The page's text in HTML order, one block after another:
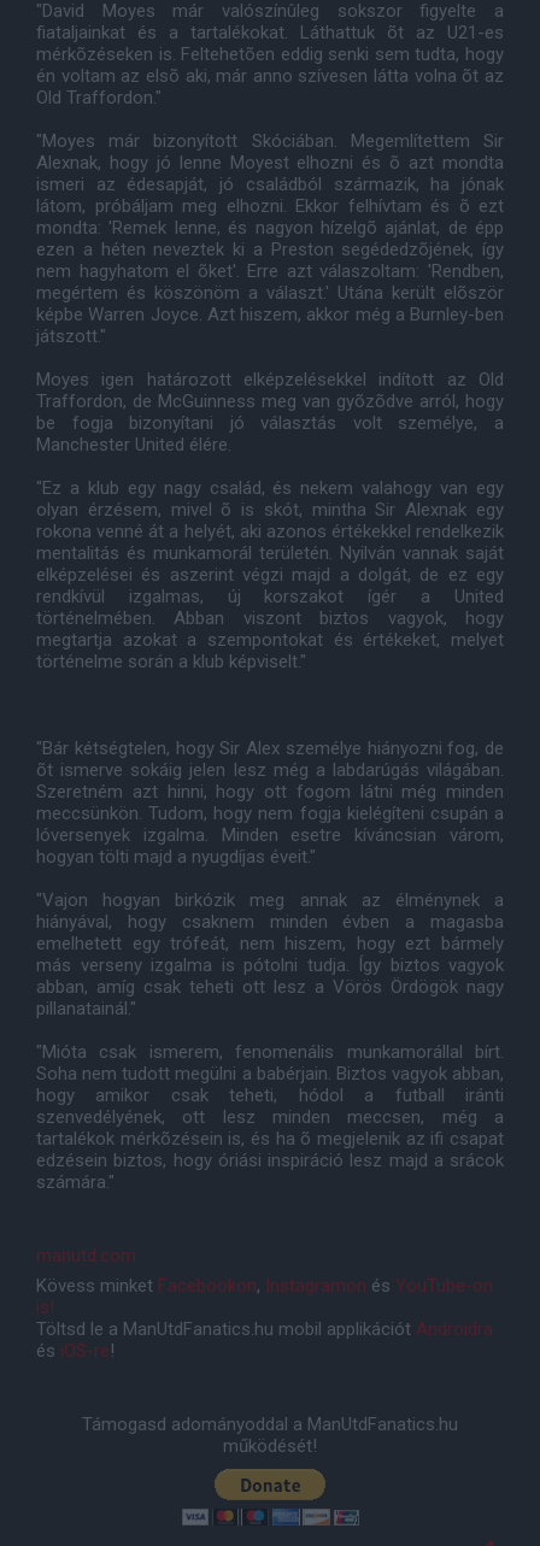
"David Moyes már valószínûleg sokszor figyelte a
fiataljainkat és a tartalékokat. Láthattuk õt az U21-es
mérkõzéseken is. Feltehetõen eddig senki sem tudta, hogy
én voltam az elsõ aki, már anno szívesen látta volna õt az
Old Traffordon."
"Moyes már bizonyított Skóciában. Megemlítettem Sir
Alexnak, hogy jó lenne Moyest elhozni és õ azt mondta
ismeri az édesapját, jó családból származik, ha jónak
látom, próbáljam meg elhozni. Ekkor felhívtam és õ ezt
mondta: 'Remek lenne, és nagyon hízelgõ ajánlat, de épp
ezen a héten neveztek ki a Preston segédedzõjének, így
nem hagyhatom el õket'. Erre azt válaszoltam: 'Rendben,
megértem és köszönöm a választ.' Utána került elõször
képbe Warren Joyce. Azt hiszem, akkor még a Burnley-ben
játszott."
Moyes igen határozott elképzelésekkel indított az Old
Traffordon, de McGuinness meg van gyõzõdve arról, hogy
be fogja bizonyítani jó választás volt személye, a
Manchester United élére.
"Ez a klub egy nagy család, és nekem valahogy van egy
olyan érzésem, mivel õ is skót, mintha Sir Alexnak egy
rokona venné át a helyét, aki azonos értékekkel rendelkezik
mentalitás és munkamorál területén. Nyilván vannak saját
elképzelései és aszerint végzi majd a dolgát, de ez egy
rendkívül izgalmas, új korszakot ígér a United
történelmében. Abban viszont biztos vagyok, hogy
megtartja azokat a szempontokat és értékeket, melyet
történelme során a klub képviselt."
"Bár kétségtelen, hogy Sir Alex személye hiányozni fog, de
õt ismerve sokáig jelen lesz még a labdarúgás világában.
Szeretném azt hinni, hogy ott fogom látni még minden
meccsünkön. Tudom, hogy nem fogja kielégíteni csupán a
lóversenyek izgalma. Minden esetre kíváncsian várom,
hogyan tölti majd a nyugdíjas éveit."
"Vajon hogyan birkózik meg annak az élménynek a
hiányával, hogy csaknem minden évben a magasba
emelhetett egy trófeát, nem hiszem, hogy ezt bármely
más verseny izgalma is pótolni tudja. Így biztos vagyok
abban, amíg csak teheti ott lesz a Vörös Ördögök nagy
pillanatainál."
"Mióta csak ismerem, fenomenális munkamorállal bírt.
Soha nem tudott megülni a babérjain. Biztos vagyok abban,
hogy amikor csak teheti, hódol a futball iránti
szenvedélyének, ott lesz minden meccsen, még a
tartalékok mérkõzésein is, és ha õ megjelenik az ifi csapat
edzésein biztos, hogy óriási inspiráció lesz majd a srácok
számára."
manutd.com
Kövess minket Facebookon, Instagramon és YouTube-on
is!
Töltsd le a ManUtdFanatics.hu mobil applikációt Androidra
és iOS-re!
Támogasd adományoddal a ManUtdFanatics.hu
működését!